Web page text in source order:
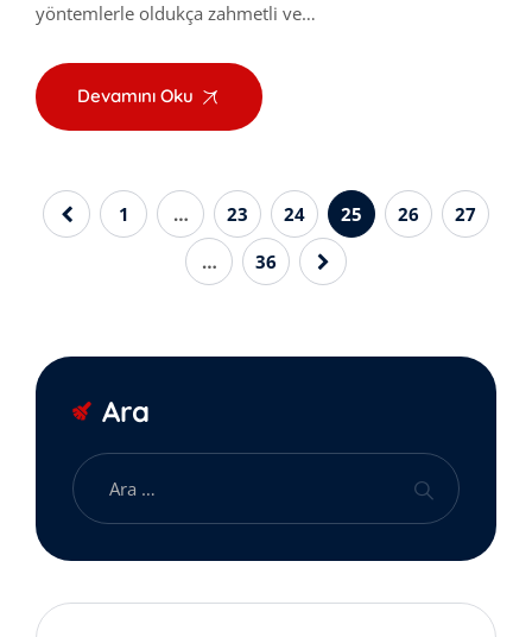
yöntemlerle oldukça zahmetli ve…
Devamını Oku
1 … 23 24 25 26
27
…
36
Ara